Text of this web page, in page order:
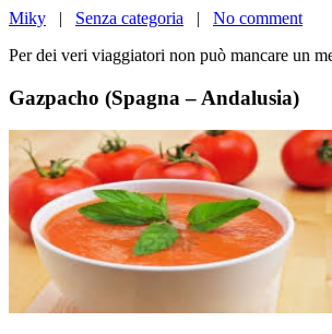
Miky | Senza categoria | No comment
Per dei veri viaggiatori non può mancare un
Gazpacho (Spagna – Andalusia)